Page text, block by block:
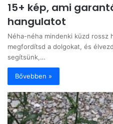
15+ kép, ami
hangulatot
Néha-néha mindenki küzd rossz
megfordítsd a dolgokat, és
segítsünk,…
Bővebben »